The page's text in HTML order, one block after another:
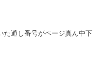
た通し番号がページ真ん中下